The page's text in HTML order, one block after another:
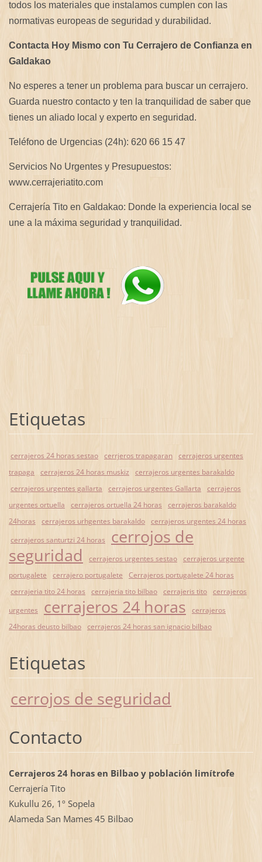
todos los materiales que instalamos cumplen con las
normativas europeas de seguridad y durabilidad.
Contacta Hoy Mismo con Tu Cerrajero de Confianza en
Galdakao
No esperes a tener un problema para buscar un cerrajero.
Guarda nuestro contacto y ten la tranquilidad de saber que
tienes un aliado local y experto en seguridad.
Teléfono de Urgencias (24h): 620 66 15 47
Servicios No Urgentes y Presupuestos:
www.cerrajeriatito.com
Cerrajería Tito en Galdakao: Donde la experiencia local se
une a la máxima seguridad y tranquilidad.
Etiquetas
cerrajeros 24 horas sestao cerrjeros trapagaran cerrajeros urgentes
trapaga
cerrajeros 24 horas muskiz
cerrajeros urgentes barakaldo
cerrajeros urgentes gallarta
cerrajeros urgentes Gallarta
cerrajeros
urgentes ortuella
cerrajeros ortuella 24 horas
cerrajeros barakaldo
24horas
cerrajeros urhgentes barakaldo cerrajeros urgentes 24 horas
cerrajeros santurtzi 24 horas
cerrojos de
seguridad
cerrajeros urgentes sestao cerrajeros urgente
portugalete
cerrajero portugalete
Cerrajeros portugalete 24 horas
cerrajeria tito 24 horas
cerrajeria tito bilbao cerrajeris tito cerrajeros
urgentes
cerrajeros 24 horas
cerrajeros
24horas deusto bilbao cerrajeros 24 horas san ignacio bilbao
Etiquetas
cerrojos de seguridad
Contacto
Cerrajeros 24 horas en Bilbao y población limítrofe
Cerrajería Tito
Kukullu 26, 1º Sopela
Alameda San Mames 45 Bilbao